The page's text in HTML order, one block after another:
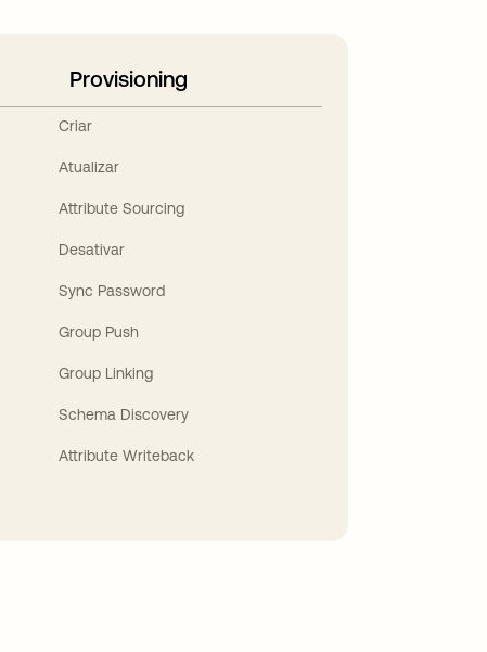
Provisioning
Criar
Atualizar
Attribute Sourcing
Desativar
Sync Password
Group Push
Group Linking
Schema Discovery
Attribute Writeback